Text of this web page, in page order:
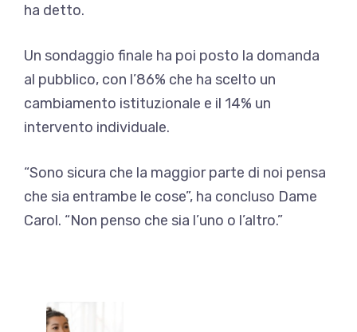
ha detto.
Un sondaggio finale ha poi posto la domanda
al pubblico, con l’86% che ha scelto un
cambiamento istituzionale e il 14% un
intervento individuale.
“Sono sicura che la maggior parte di noi pensa
che sia entrambe le cose”, ha concluso Dame
Carol. “Non penso che sia l’uno o l’altro.”